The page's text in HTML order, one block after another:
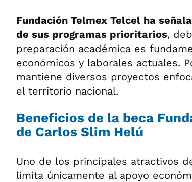
Fundación Telmex Telcel ha
de sus programas prioritarios,
preparación académica es
económicos y laborales actuales.
mantiene diversos proyectos
el territorio nacional.
Beneficios de la beca
de Carlos Slim Helú
Uno de los principales atractivos
limita únicamente al apoyo